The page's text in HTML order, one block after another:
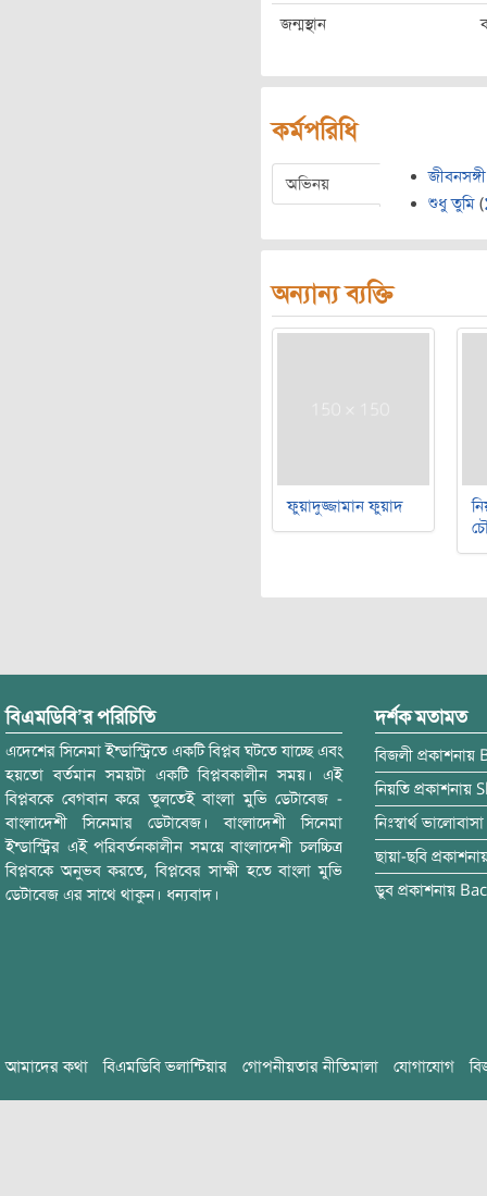
জন্মস্থান
কর্মপরিধি
অভিনয় জীবনসঙ্গী
শুধু তুমি (
অন্যান্য ব্যক্তি
ফুয়াদুজ্জামান ফুয়াদ
বিএমডিবি’র পরিচিতি
এদেশের সিনেমা ইন্ডাস্ট্রিতে একটি বিপ্লব ঘটতে যাচ্ছে এবং
হয়তো বর্তমান সময়টা একটি বিপ্লবকালীন সময়। এই
বিপ্লবকে বেগবান করে তুলতেই বাংলা মুভি ডেটাবেজ -
বাংলাদেশী সিনেমার ডেটাবেজ। বাংলাদেশী সিনেমা
ইন্ডাস্ট্রির এই পরিবর্তনকালীন সময়ে বাংলাদেশী চলচ্চিত্র
বিপ্লবকে অনুভব করতে, বিপ্লবের সাক্ষী হতে বাংলা মুভি
ডেটাবেজ এর সাথে থাকুন। ধন্যবাদ।
দর্শক মতামত
বিজলী প্রকাশনায়
নিয়তি প্রকাশনায়
নিঃস্বার্থ ভালোবাসা
ছায়া-ছবি
ডুব প্রকাশনায়
আমাদের কথা বিএমডিবি ভলান্টিয়ার গোপনীয়তার নীতিমালা যোগাযোগ